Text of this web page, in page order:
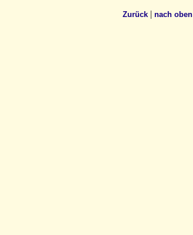
Zurück| nach oben